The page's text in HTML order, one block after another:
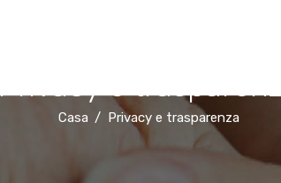
e
Casa Privacy e trasparenza